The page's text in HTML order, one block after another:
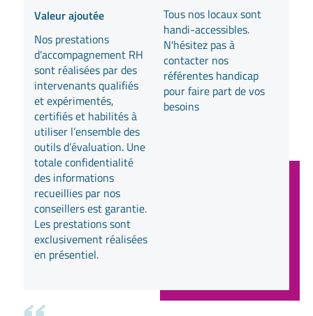
Valeur ajoutée
Nos prestations
d'accompagnement RH
sont réalisées par des
intervenants qualifiés
et expérimentés,
certifiés et habilités à
utiliser l’ensemble des
outils d’évaluation. Une
totale confidentialité
des informations
recueillies par nos
conseillers est garantie.
Les prestations sont
exclusivement réalisées
en présentiel.
Tous nos locaux sont
handi-accessibles.
N'hésitez pas à
contacter nos
référentes handicap
pour faire part de vos
besoins